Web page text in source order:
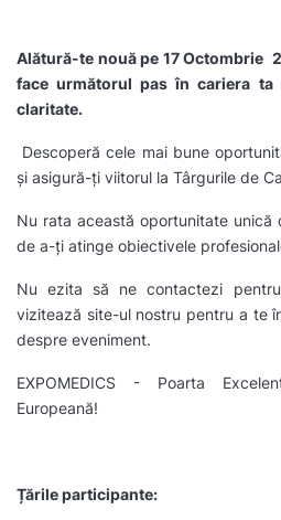
Alătură-te nouă pe 17 Octombrie
face următorul pas în cariera ta
claritate.
Descoperă cele mai bune
și asigură-ți viitorul la Târgurile de
Nu rata această oportunitate unică
de a-ți atinge obiectivele
Nu ezita să ne contactezi
vizitează site-ul nostru pentru a te
despre eveniment.
EXPOMEDICS - Poarta
Europeană!
Țările participante: